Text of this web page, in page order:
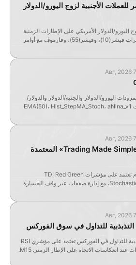
الأجنبية لزوج اليورو/الدولار
اليورو/الدولار الأمريكي على الإطارات الزمنية
M15–M30 باستخدام مؤشرات فيشر(10)، وفيشر(55)، وفارموڤ مع أوامر
7 Авг, 2026
اليورو/الدولار والجنيه/الدولار والدولار/
الفرنك، تعتمد على مؤشرات EMA(50)، Hist_StepMA_Stoch، aNina_v1
7 Авг, 2026
استراتيجية التداول «Trading Made Simple» المعتمدة
استراتيجية تداول داخل اليوم تعتمد على مؤشرات TDI Red Green
وSynergy_APB وStochastic Slope، مع إدارة صفقات عبر وقف الخسارة
7 Авг, 2026
التذبذبية للتداول في سوق الفوركس
استراتيجية سنغافورة التذبذبية للتداول في الفوركس تعتمد على مؤشري RSI